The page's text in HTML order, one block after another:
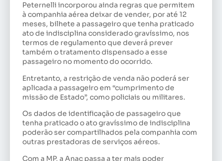
Peternelli incorporou ainda regras que permitem
à companhia aérea deixar de vender, por até 12
meses, bilhete a passageiro que tenha praticado
ato de indisciplina considerado gravíssimo, nos
termos de regulamento que deverá prever
também o tratamento dispensado a esse
passageiro no momento do ocorrido.
Entretanto, a restrição de venda não poderá ser
aplicada a passageiro em “cumprimento de
missão de Estado”, como policiais ou militares.
Os dados de identificação de passageiro que
tenha praticado o ato gravíssimo de indisciplina
poderão ser compartilhados pela companhia com
outras prestadoras de serviços aéreos.
Com a MP, a Anac passa a ter mais poder